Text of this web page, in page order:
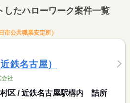
したハローワーク案件一覧
市公共職業安定所）
鉄名古屋）
社
区 / 近鉄名古屋駅構内 詰所